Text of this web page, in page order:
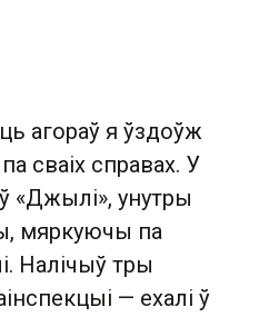
агораў я ўздоўж
сваіх справах. У
«Джылі», унутры
мяркуючы па
Налічыў тры
— ехалі ў